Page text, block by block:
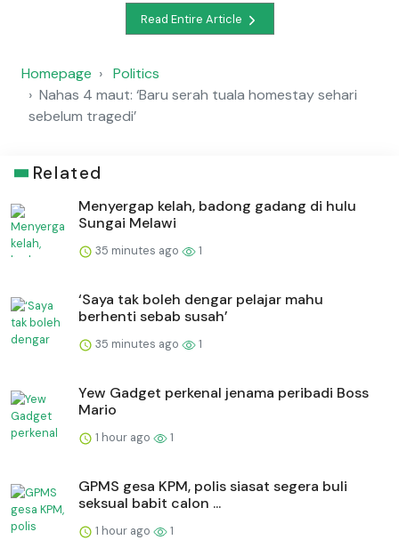
Read Entire Article
Homepage
Politics
Nahas 4 maut: ‘Baru serah tuala homestay sehari
sebelum tragedi’
Related
Menyergap kelah, badong gadang di hulu
Sungai Melawi
35 minutes ago 1
‘Saya tak boleh dengar pelajar mahu
berhenti sebab susah’
35 minutes ago 1
Yew Gadget perkenal jenama peribadi Boss
Mario
1 hour ago 1
GPMS gesa KPM, polis siasat segera buli
seksual babit calon ...
1 hour ago 1